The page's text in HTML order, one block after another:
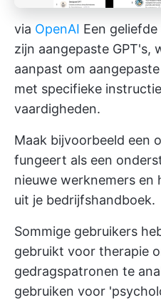
via OpenAI Een
zijn aangepaste GPT's,
aanpast om
met specifieke
vaardigheden.
Maak bijvoorbeeld een
fungeert als een
nieuwe werknemers
uit je bedrijfshandboek.
Sommige gebruikers
gebruikt voor therapie
gedragspatronen te
gebruiken voor